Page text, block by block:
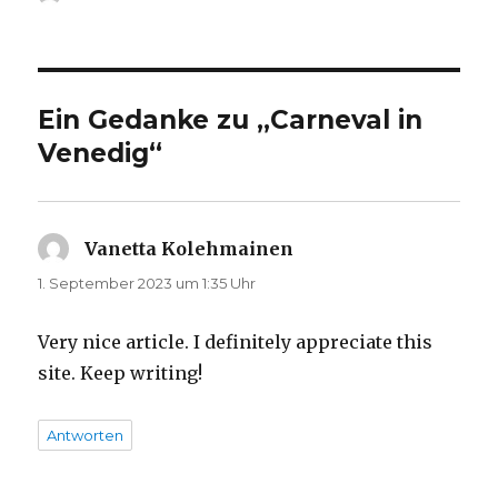
Ein Gedanke zu „Carneval in
Venedig“
Vanetta Kolehmainen
1. September 2023 um 1:35 Uhr
Very nice article. I definitely appreciate this
site. Keep writing!
Antworten